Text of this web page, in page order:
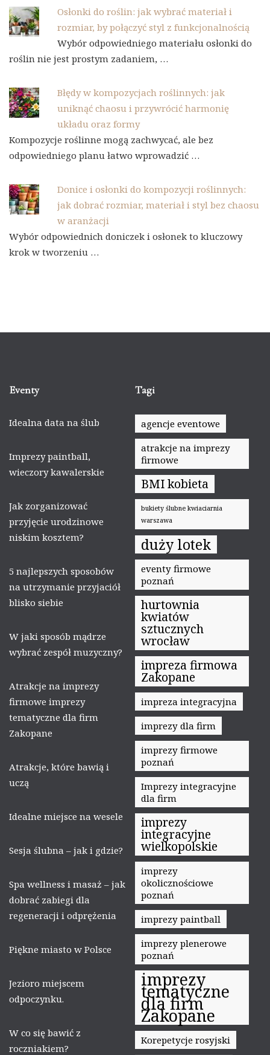
Osłonki do roślin: jak wybrać materiał i
rozmiar, by połączyć styl z funkcjonalnością
Wybór odpowiedniego materiału osłonki do
roślin nie jest prostym zadaniem, …
Błędy w kompozycjach roślinnych: jak
uniknąć chaosu i przywrócić harmonię
układu oraz formy
Kompozycje roślinne mogą zachwycać, ale bez
odpowiedniego planu łatwo wprowadzić …
Donice i osłonki do kompozycji roślinnych:
jak dobrać rozmiar, materiał i styl bez chaosu
w aranżacji
Wybór odpowiednich doniczek i osłonek to kluczowy
krok w tworzeniu …
Eventy
Idealna data na ślub
Imprezy paintball,
wieczory kawalerskie
Jak zorganizować
przyjęcie urodzinowe
niskim kosztem?
5 najlepszych sposobów
na utrzymanie przyjaciół
blisko siebie
W jaki sposób mądrze
wybrać zespół muzyczny?
Atrakcje na imprezy
firmowe imprezy
tematyczne dla firm
Zakopane
Atrakcje, które bawią i
uczą
Idealne miejsce na wesele
Sesja ślubna – jak i gdzie?
Spa wellness i masaż – jak
dobrać zabiegi dla
regeneracji i odprężenia
Piękne miasto w Polsce
Jezioro miejscem
odpoczynku.
W co się bawić z
roczniakiem?
Tagi
agencje eventowe
atrakcje na imprezy
firmowe
BMI kobieta
bukiety ślubne kwiaciarnia
warszawa
duży lotek
eventy firmowe
poznań
hurtownia
kwiatów
sztucznych
wrocław
impreza firmowa
Zakopane
impreza integracyjna
imprezy dla firm
imprezy firmowe
poznań
Imprezy integracyjne
dla firm
imprezy
integracyjne
wielkopolskie
imprezy
okolicznościowe
poznań
imprezy paintball
imprezy plenerowe
poznań
imprezy
tematyczne
dla firm
Zakopane
Korepetycje rosyjski